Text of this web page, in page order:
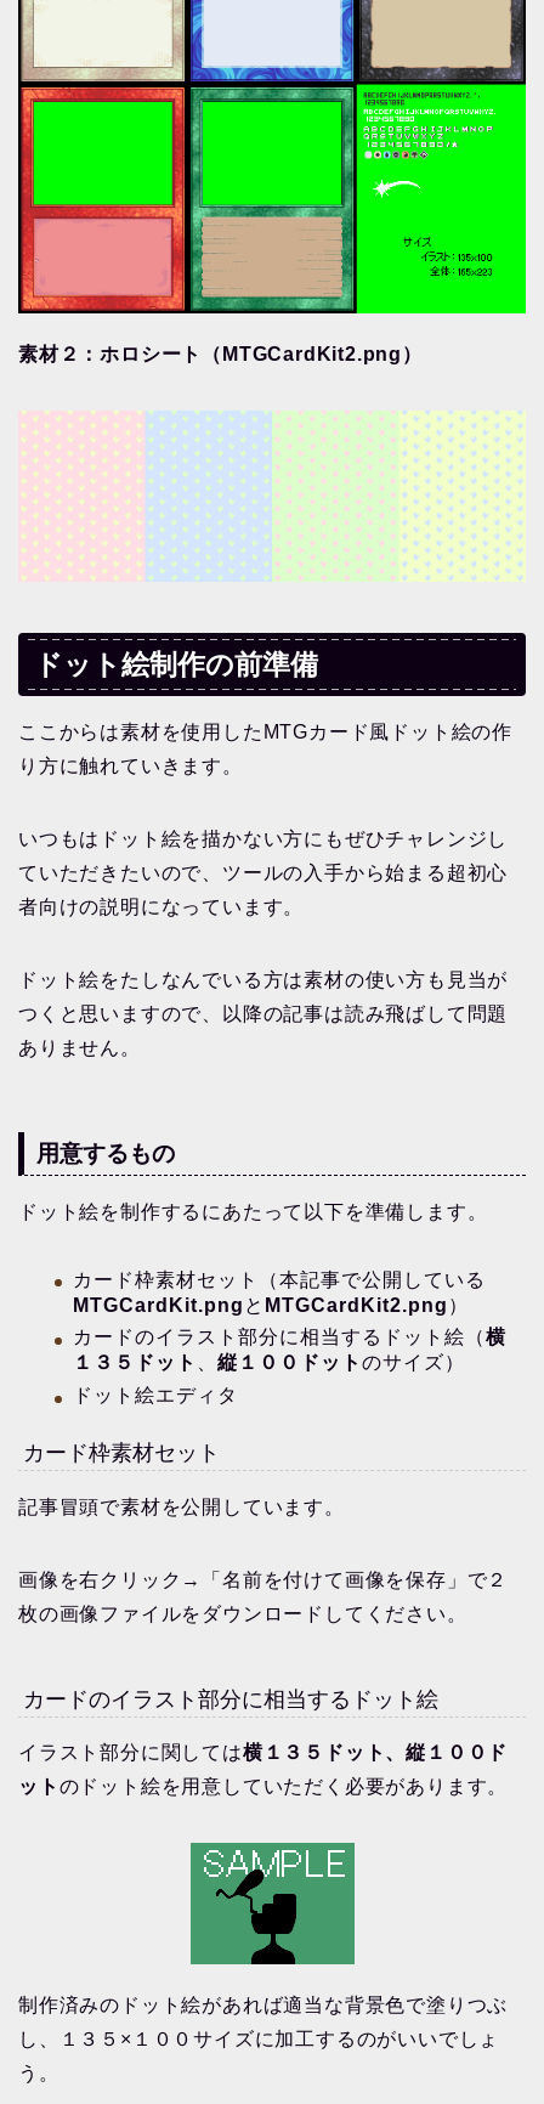
素材２：ホロシート（MTGCardKit2.png）
ドット絵制作の前準備
ここからは素材を使用したMTGカード風ドット絵の作
り方に触れていきます。
いつもはドット絵を描かない方にもぜひチャレンジし
ていただきたいので、ツールの入手から始まる超初心
者向けの説明になっています。
ドット絵をたしなんでいる方は素材の使い方も見当が
つくと思いますので、以降の記事は読み飛ばして問題
ありません。
用意するもの
ドット絵を制作するにあたって以下を準備します。
カード枠素材セット（本記事で公開している
MTGCardKit.png と MTGCardKit2.png ）
カードのイラスト部分に相当するドット絵（横
１３５ドット 、 縦１００ドット のサイズ）
ドット絵エディタ
カード枠素材セット
記事冒頭で素材を公開しています。
画像を右クリック→「名前を付けて画像を保存」で２
枚の画像ファイルをダウンロードしてください。
カードのイラスト部分に相当するドット絵
イラスト部分に関しては横１３５ドット、縦１００ド
ット のドット絵を用意していただく必要があります。
制作済みのドット絵があれば適当な背景色で塗りつぶ
し、１３５×１００サイズに加工するのがいいでしょ
う。